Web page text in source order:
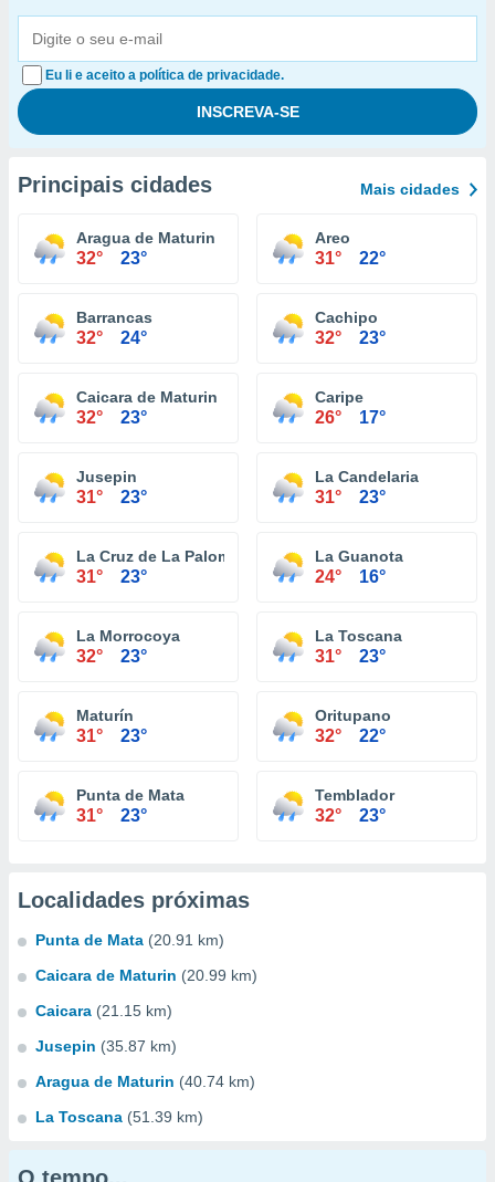
Eu li e aceito a política de privacidade.
Principais cidades Mais cidades
Aragua de Maturin
32° 23°
Areo
31° 22°
Barrancas
32° 24°
Cachipo
32° 23°
Caicara de Maturin
32° 23°
Caripe
26° 17°
Jusepin
31° 23°
La Candelaria
31° 23°
La Cruz de La Paloma
31° 23°
La Guanota
24° 16°
La Morrocoya
32° 23°
La Toscana
31° 23°
Maturín
31° 23°
Oritupano
32° 22°
Punta de Mata
31° 23°
Temblador
32° 23°
Localidades próximas
Punta de Mata (20.91 km)
Caicara de Maturin (20.99 km)
Caicara (21.15 km)
Jusepin (35.87 km)
Aragua de Maturin (40.74 km)
La Toscana (51.39 km)